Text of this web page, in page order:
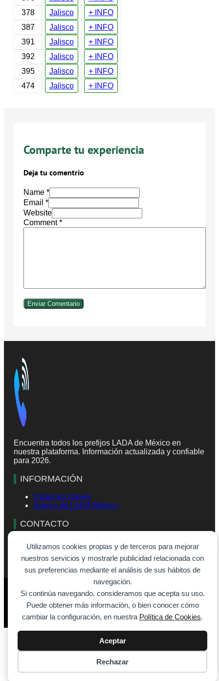
378
Jalisco
+ INFO
387
Jalisco
+ INFO
391
Jalisco
+ INFO
392
Jalisco
+ INFO
395
Jalisco
+ INFO
474
Jalisco + INFO
Comparte tu experiencia
Deja tu comentrio
Name *
Email *
Website
Comment*
Encuentra todos los prefijos LADA de México en
nuestra plataforma. Información actualizada y confiable
para 2026.
INFORMACIÓN
Todas las claves
Acerca de LADA México
CONTACTO
info@lada-mexico.com
Formulario de contacto
© 2026 - SiempreVisible.com
Aviso legal
Política de cookies
Política de privacidad
Utilizamos cookies propias y de terceros para mejorar
nuestros servicios y mostrarle publicidad relacionada con
sus preferencias mediante el análisis de sus hábitos de
navegación.
Si continúa navegando, consideramos que acepta su uso.
Puede obtener más información, o bien conocer cómo
cambiar la configuración, en nuestra Política de Cookies.
Aceptar
Rechazar